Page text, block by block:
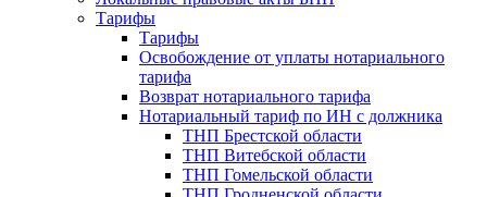
Тарифы
Тарифы
Освобождение от уплаты нотариального
тарифа
Возврат нотариального тарифа
Нотариальный тариф по ИН с должника
ТНП Брестской области
ТНП Витебской области
ТНП Гомельской области